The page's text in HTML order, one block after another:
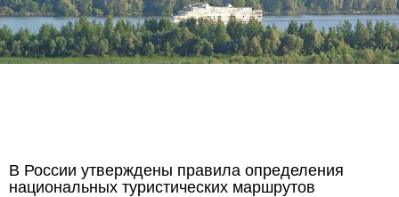
В России утверждены правила определения
национальных туристических маршрутов